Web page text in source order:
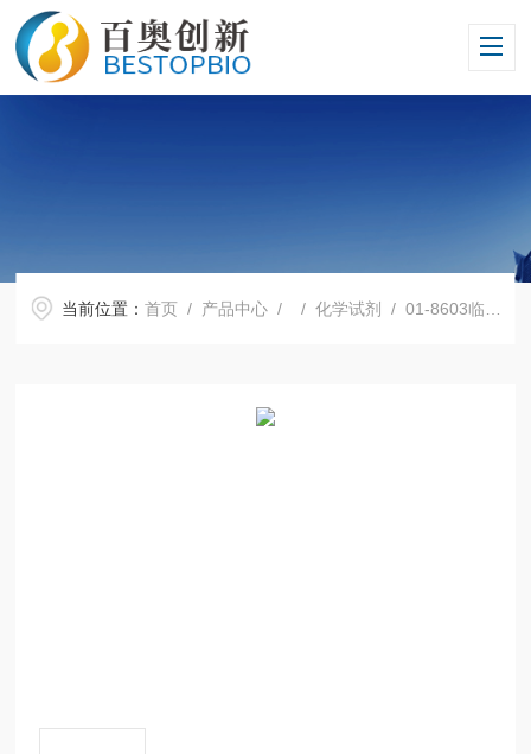
当前位置：首页 / 产品中心 / /化学试剂 / 01-8603临床低速离心机